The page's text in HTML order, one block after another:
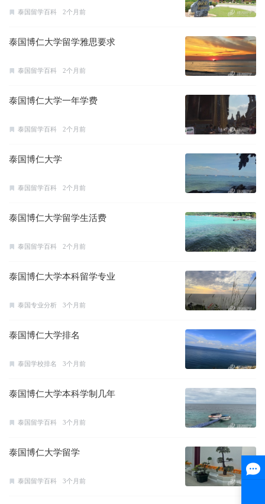
泰国留学百科 2个月前
泰国博仁大学留学雅思要求
泰国留学百科 2个月前
泰国博仁大学一年学费
泰国留学百科 2个月前
泰国博仁大学
泰国留学百科 2个月前
泰国博仁大学留学生活费
泰国留学百科 2个月前
泰国博仁大学本科留学专业
泰国专业分析 3个月前
泰国博仁大学排名
泰国学校排名 3个月前
泰国博仁大学本科学制几年
泰国留学百科 3个月前
泰国博仁大学留学
泰国留学百科 3个月前